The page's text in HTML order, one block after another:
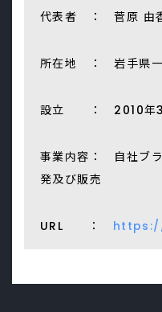
代表者 ： 菅原 由
所在地 ： 岩手県一
設立 ： 2010年3
事業内容： 自社ブ
発及び販売
URL ：